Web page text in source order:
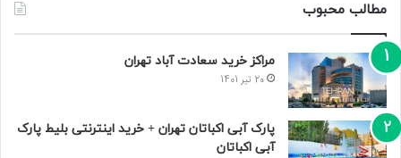
مطالب محبوب
مراکز خرید سعادت‌ آباد تهران
20 تیر 1401
پارک آبی اکباتان تهران + خرید اینترنتی بلیط پارک
آبی اکباتان